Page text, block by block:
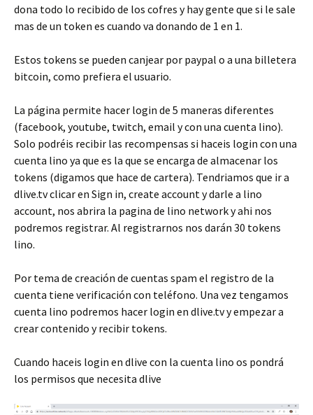
dona todo lo recibido de los cofres y hay gente que si le sale
mas de un token es cuando va donando de 1 en 1.
Estos tokens se pueden canjear por paypal o a una billetera
bitcoin, como prefiera el usuario.
La página permite hacer login de 5 maneras diferentes
(facebook, youtube, twitch, email y con una cuenta lino).
Solo podréis recibir las recompensas si haceis login con una
cuenta lino ya que es la que se encarga de almacenar los
tokens (digamos que hace de cartera). Tendriamos que ir a
dlive.tv clicar en Sign in, create account y darle a lino
account, nos abrira la pagina de lino network y ahi nos
podremos registrar. Al registrarnos nos darán 30 tokens
lino.
Por tema de creación de cuentas spam el registro de la
cuenta tiene verificación con teléfono. Una vez tengamos
cuenta lino podremos hacer login en dlive.tv y empezar a
crear contenido y recibir tokens.
Cuando haceis login en dlive con la cuenta lino os pondrá
los permisos que necesita dlive